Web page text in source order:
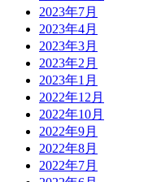
2023年7月
2023年4月
2023年3月
2023年2月
2023年1月
2022年12月
2022年10月
2022年9月
2022年8月
2022年7月